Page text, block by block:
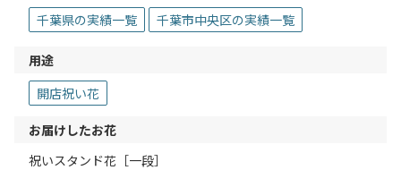
千葉県の実績一覧
千葉市中央区の実績一覧
用途
開店祝い花
お届けしたお花
祝いスタンド花［一段］